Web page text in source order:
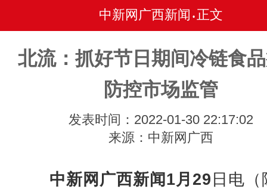
中新网广西新闻 • 正文
北流：抓好节日期间冷链食
防控市场监管
发表时间：2022-01-30 22:17:02
来源：中新网广西
中新网广西新闻1月29 日电（